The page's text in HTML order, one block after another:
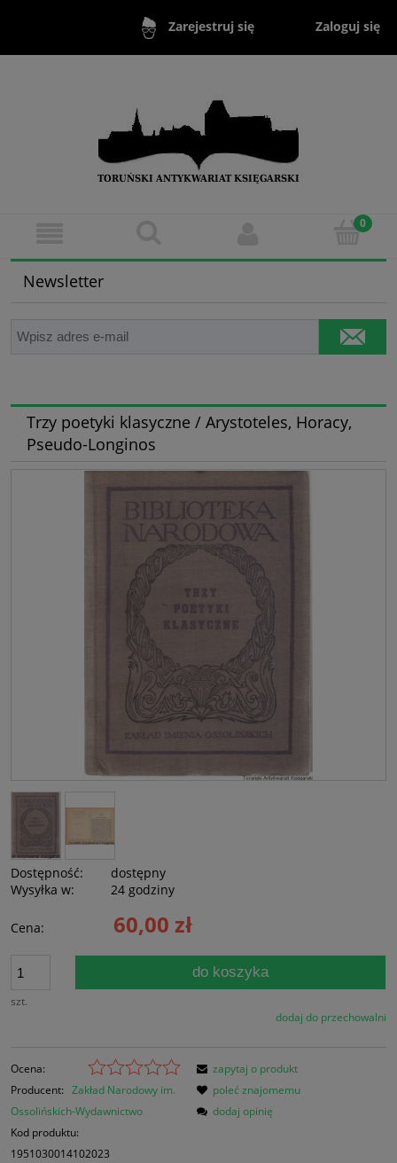
Zarejestruj się Zaloguj się
Newsletter
Trzy poetyki klasyczne / Arystoteles, Horacy,
Pseudo-Longinos
Dostępność:
dostępny
Wysyłka w:
24 godziny
Cena: 60,00 zł
szt.
do koszyka
dodaj do przechowalni
Ocena:
Producent: Zakład Narodowy im.
Ossolińskich-Wydawnictwo
Kod produktu:
1951030014102023
zapytaj o produkt
poleć znajomemu
dodaj opinię